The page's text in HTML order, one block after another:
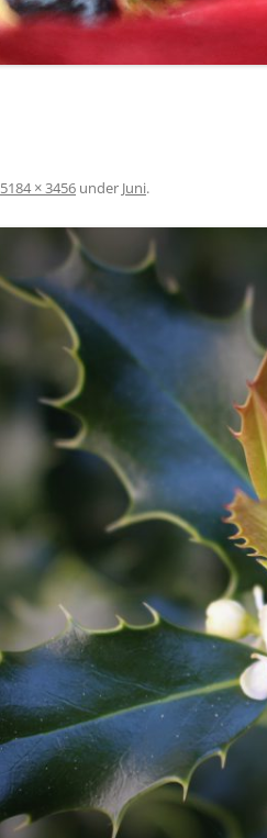
5184 × 3456 under Juni.